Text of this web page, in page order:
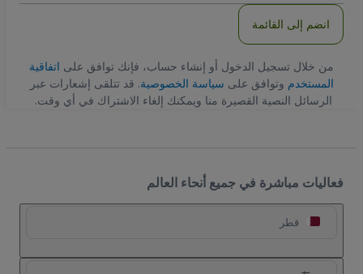
انضم إلى القائمة
من خلال تسجيل الدخول أو إنشاء حساب، فإنك توافق علىاتفاقية
المستخدموتوافق علىسياسة الخصوصية. قد تتلقى إشعارات عبر
الرسائل النصية القصيرة منا ويمكنك إلغاء الاشتراك في أي وقت.
فعاليات مباشرة في جميع أنحاء العالم
قطر